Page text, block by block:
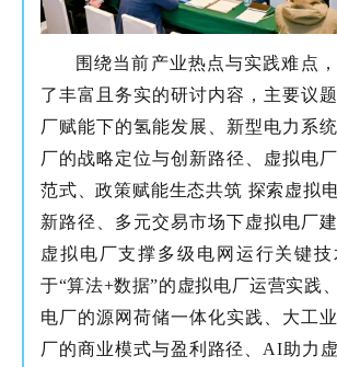
围绕当前产业热点与实践难点
了丰富且务实的研讨内容，主要议
厂赋能下的氢能发展、新型电力系
厂的战略定位与创新路径、虚拟电
范式、政策赋能生态共筑 探索虚拟
新路径、多元交易市场下虚拟电厂建
虚拟电厂支撑多级电网运行关键
于“算法+数据”的虚拟电厂运营实践
电厂的源网荷储一体化实践、大工
厂的商业模式与盈利路径、AI助力